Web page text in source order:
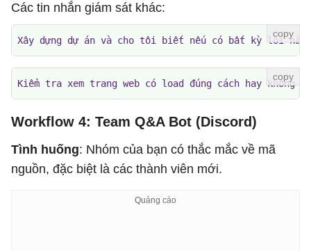
Các tin nhắn giám sát khác:
Xây dựng dự án và cho tôi biết nếu có bất kỳ lỗi nào.
Kiểm tra xem trang web có load đúng cách hay không
Workflow 4: Team Q&A Bot (Discord)
Tình huống: Nhóm của bạn có thắc mắc về mã
nguồn, đặc biệt là các thành viên mới.